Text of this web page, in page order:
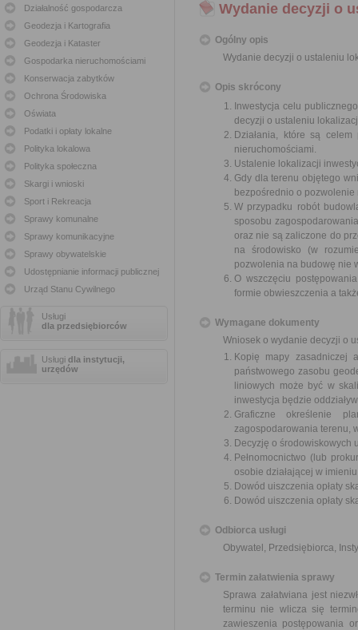
Działalność gospodarcza
Geodezja i Kartografia
Geodezja i Kataster
Gospodarka nieruchomościami
Konserwacja zabytków
Ochrona Środowiska
Oświata
Podatki i opłaty lokalne
Polityka lokalowa
Polityka społeczna
Skargi i wnioski
Sport i Rekreacja
Sprawy komunalne
Sprawy komunikacyjne
Sprawy obywatelskie
Udostępnianie informacji publicznej
Urząd Stanu Cywilnego
Usługi
dla przedsiębiorców
Usługi dla instytucji,
urzędów
Wydanie decyzji o
Ogólny opis
Wydanie decyzji o ustaleniu
Opis skrócony
Inwestycja celu
decyzji o ustaleniu
Działania, które są
nieruchomościami.
Ustalenie lokalizacji
Gdy dla terenu objętego
bezpośrednio o
W przypadku robót
sposobu
oraz nie są zaliczone do
na środowisko (w
pozwolenia na budowę nie
O wszczęciu
formie obwieszczenia a
Wymagane dokumenty
Wniosek o wydanie decyzji o
Kopię mapy zasadniczej
państwowego zasobu
liniowych może być w
inwestycja będzie
Graficzne określenie
zagospodarowania terenu,
Decyzję o środowiskowych
Pełnomocnictwo (lub
osobie działającej w
Dowód uiszczenia opłaty
Dowód uiszczenia opłaty
Odbiorca usługi
Obywatel, Przedsiębiorca,
Termin załatwienia sprawy
Sprawa załatwiana jest
terminu nie wlicza się
zawieszenia postępowania